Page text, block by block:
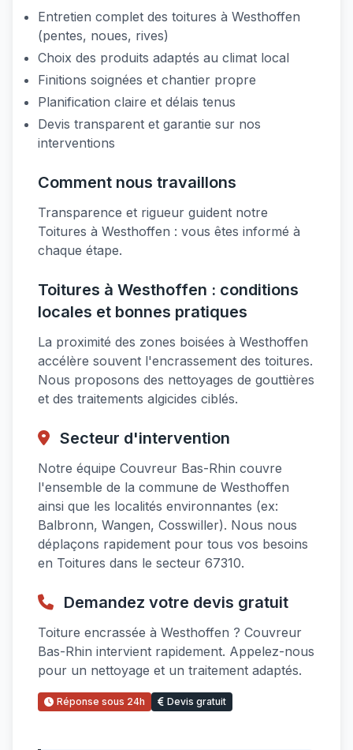
Entretien complet des toitures à Westhoffen
(pentes, noues, rives)
Choix des produits adaptés au climat local
Finitions soignées et chantier propre
Planification claire et délais tenus
Devis transparent et garantie sur nos
interventions
Comment nous travaillons
Transparence et rigueur guident notre
Toitures à Westhoffen : vous êtes informé à
chaque étape.
Toitures à Westhoffen : conditions
locales et bonnes pratiques
La proximité des zones boisées à Westhoffen
accélère souvent l'encrassement des toitures.
Nous proposons des nettoyages de gouttières
et des traitements algicides ciblés.
Secteur d'intervention
Notre équipe Couvreur Bas-Rhin couvre
l'ensemble de la commune de Westhoffen
ainsi que les localités environnantes (ex:
Balbronn, Wangen, Cosswiller). Nous nous
déplaçons rapidement pour tous vos besoins
en Toitures dans le secteur 67310.
Demandez votre devis gratuit
Toiture encrassée à Westhoffen ? Couvreur
Bas-Rhin intervient rapidement. Appelez-nous
pour un nettoyage et un traitement adaptés.
Réponse sous 24h Devis gratuit